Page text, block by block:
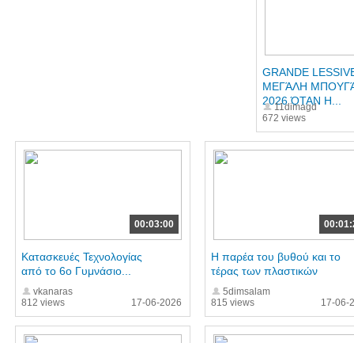
672 views
GRANDE
ΜΕΓΆΛΗ
2026 ΌΤΑΝ Η...
11dimagd
00:03:00
812 views
Κατασκευές Τεχνολογίας
από το 6ο Γυμνάσιο...
vkanaras
17-06-2026
815 views
Η παρέα του βυθού και το
τέρας των πλαστικών
5dimsalam
17-06-